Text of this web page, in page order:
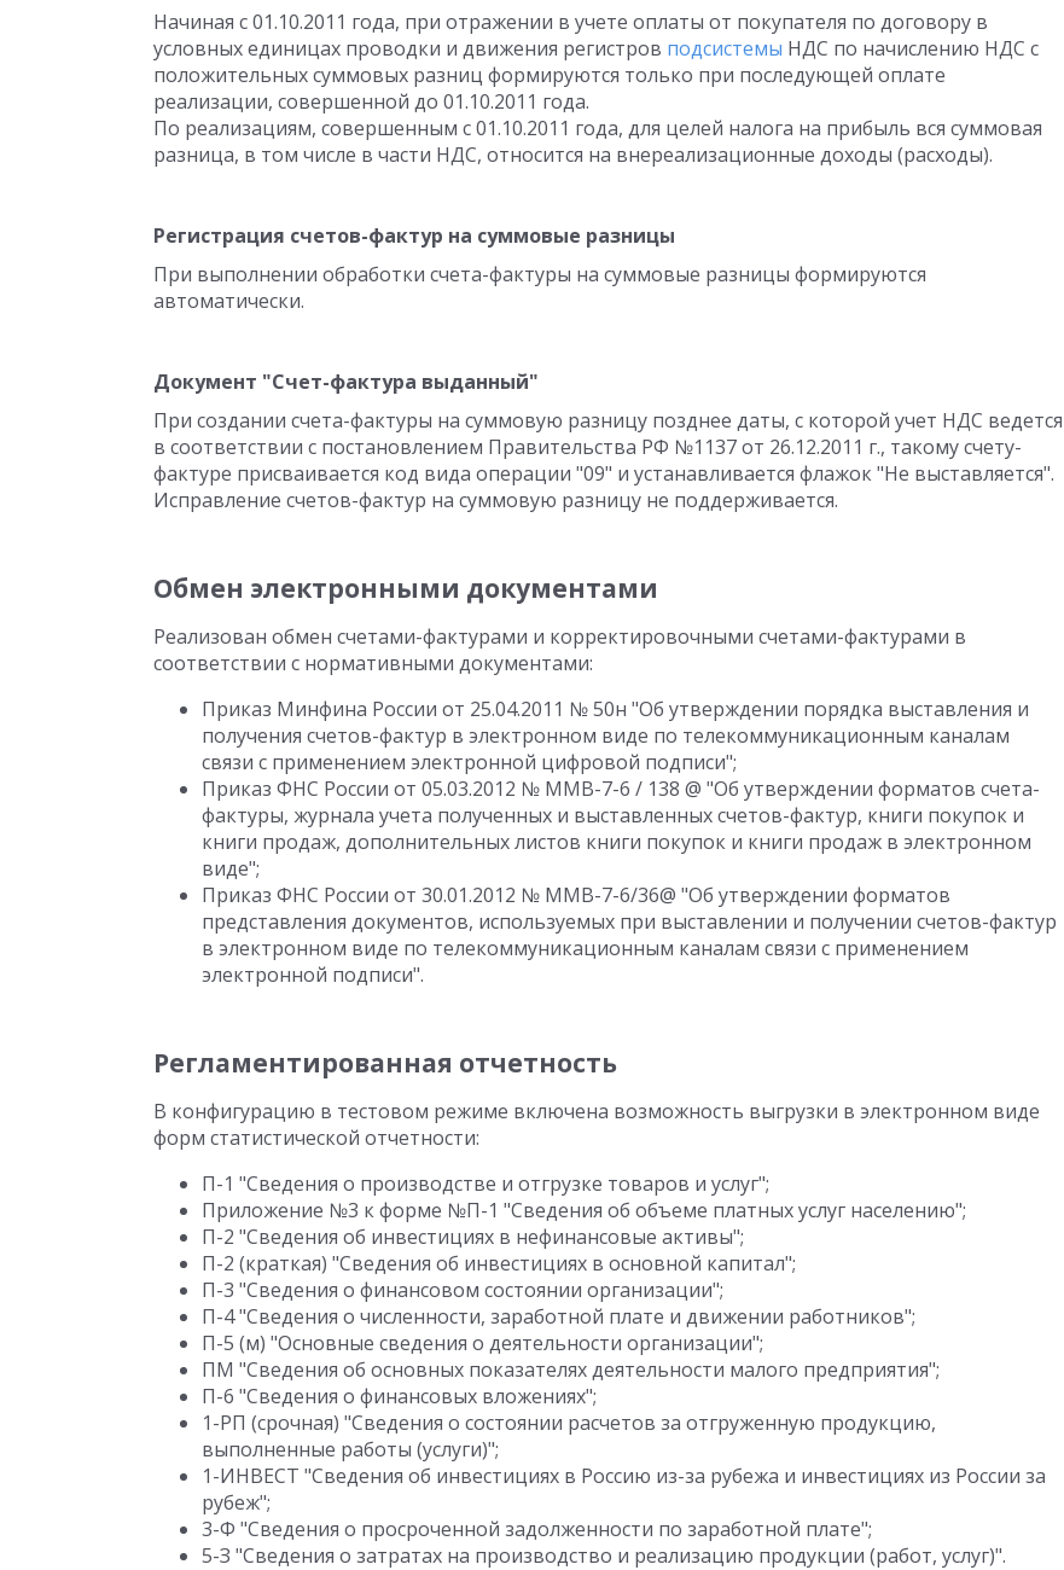
Начиная с 01.10.2011 года, при отражении в учете оплаты от покупателя по договору в
условных единицах проводки и движения регистров подсистемы НДС по начислению НДС с
положительных суммовых разниц формируются только при последующей оплате
реализации, совершенной до 01.10.2011 года.
По реализациям, совершенным с 01.10.2011 года, для целей налога на прибыль вся суммовая
разница, в том числе в части НДС, относится на внереализационные доходы (расходы).
Регистрация счетов-фактур на суммовые разницы
При выполнении обработки счета-фактуры на суммовые разницы формируются
автоматически.
Документ "Счет-фактура выданный"
При создании счета-фактуры на суммовую разницу позднее даты, с которой учет НДС ведется
в соответствии с постановлением Правительства РФ №1137 от 26.12.2011 г., такому счету-
фактуре присваивается код вида операции "09" и устанавливается флажок "Не выставляется".
Исправление счетов-фактур на суммовую разницу не поддерживается.
Обмен электронными документами
Реализован обмен счетами-фактурами и корректировочными счетами-фактурами в
соответствии с нормативными документами:
Приказ Минфина России от 25.04.2011 № 50н "Об утверждении порядка выставления и
получения счетов-фактур в электронном виде по телекоммуникационным каналам
связи с применением электронной цифровой подписи";
Приказ ФНС России от 05.03.2012 № ММВ-7-6 / 138 @ "Об утверждении форматов счета-
фактуры, журнала учета полученных и выставленных счетов-фактур, книги покупок и
книги продаж, дополнительных листов книги покупок и книги продаж в электронном
виде";
Приказ ФНС России от 30.01.2012 № ММВ-7-6/36@ "Об утверждении форматов
представления документов, используемых при выставлении и получении счетов-фактур
в электронном виде по телекоммуникационным каналам связи с применением
электронной подписи".
Регламентированная отчетность
В конфигурацию в тестовом режиме включена возможность выгрузки в электронном виде
форм статистической отчетности:
П-1 "Сведения о производстве и отгрузке товаров и услуг";
Приложение №3 к форме №П-1 "Сведения об объеме платных услуг населению";
П-2 "Сведения об инвестициях в нефинансовые активы";
П-2 (краткая) "Сведения об инвестициях в основной капитал";
П-3 "Сведения о финансовом состоянии организации";
П-4 "Сведения о численности, заработной плате и движении работников";
П-5 (м) "Основные сведения о деятельности организации";
ПМ "Сведения об основных показателях деятельности малого предприятия";
П-6 "Сведения о финансовых вложениях";
1-РП (срочная) "Сведения о состоянии расчетов за отгруженную продукцию,
выполненные работы (услуги)";
1-ИНВЕСТ "Сведения об инвестициях в Россию из-за рубежа и инвестициях из России за
рубеж";
3-Ф "Сведения о просроченной задолженности по заработной плате";
5-З "Сведения о затратах на производство и реализацию продукции (работ, услуг)".